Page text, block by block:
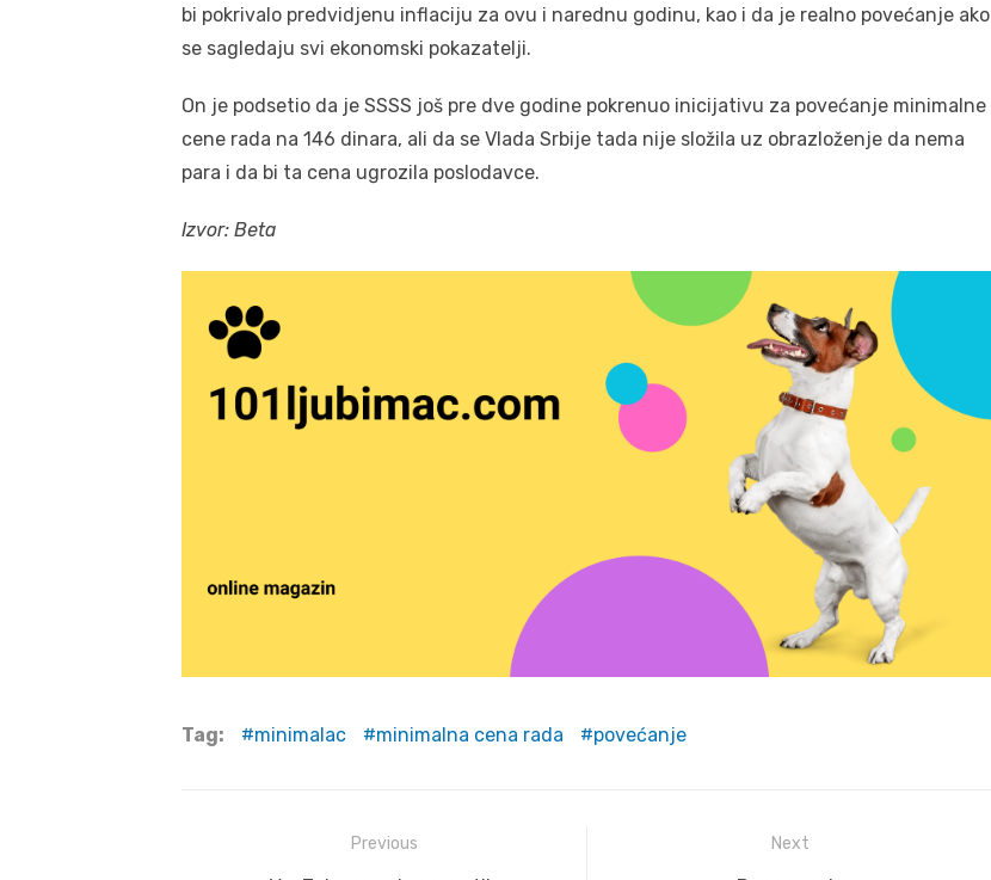
bi pokrivalo predvidjenu inflaciju za ovu i narednu godinu, kao i da je realno povećanje ako
se sagledaju svi ekonomski pokazatelji.
On je podsetio da je SSSS još pre dve godine pokrenuo inicijativu za povećanje minimalne
cene rada na 146 dinara, ali da se Vlada Srbije tada nije složila uz obrazloženje da nema
para i da bi ta cena ugrozila poslodavce.
Izvor: Beta
Tag: minimalac minimalna cena rada povećanje
Previous Next